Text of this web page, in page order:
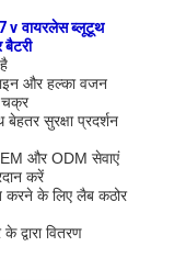
v वायरलेस ब्लूटूथ
और हल्का वजन
चक्र
सुरक्षा प्रदर्शन
और ODM सेवाएं
करें
करने के लिए लैब कठोर
वितरण